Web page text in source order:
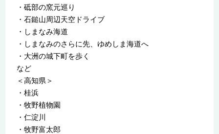
・砥部の窯元巡り
・石鎚山周辺天空ドライブ
・しまなみ海道
・しまなみのさらに先、ゆめしま海道へ
・大洲の城下町を歩く
など
＜高知県＞
・桂浜
・牧野植物園
・仁淀川
・牧野富太郎